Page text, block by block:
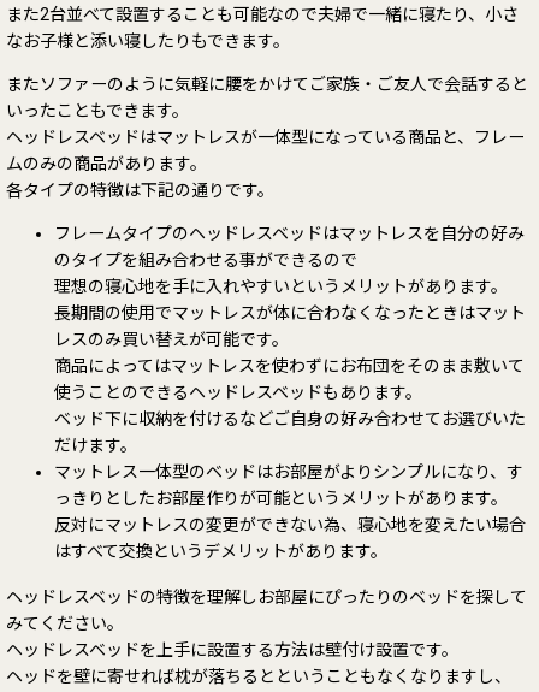
また2台並べて設置することも可能なので夫婦で一緒に寝たり、小さ
なお子様と添い寝したりもできます。
またソファーのように気軽に腰をかけてご家族・ご友人で会話すると
いったこともできます。
ヘッドレスベッドはマットレスが一体型になっている商品と、フレー
ムのみの商品があります。
各タイプの特徴は下記の通りです。
フレームタイプのヘッドレスベッドはマットレスを自分の好み
のタイプを組み合わせる事ができるので
理想の寝心地を手に入れやすいというメリットがあります。
長期間の使用でマットレスが体に合わなくなったときはマット
レスのみ買い替えが可能です。
商品によってはマットレスを使わずにお布団をそのまま敷いて
使うことのできるヘッドレスベッドもあります。
ベッド下に収納を付けるなどご自身の好み合わせてお選びいた
だけます。
マットレス一体型のベッドはお部屋がよりシンプルになり、す
っきりとしたお部屋作りが可能というメリットがあります。
反対にマットレスの変更ができない為、寝心地を変えたい場合
はすべて交換というデメリットがあります。
ヘッドレスベッドの特徴を理解しお部屋にぴったりのベッドを探して
みてください。
ヘッドレスベッドを上手に設置する方法は壁付け設置です。
ヘッドを壁に寄せれば枕が落ちるとということもなくなりますし、